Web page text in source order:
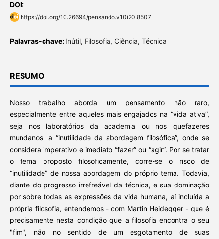
DOI:
https://doi.org/10.26694/pensando.v10i20.8507
Palavras-chave: Inútil, Filosofia, Ciência, Técnica
RESUMO
Nosso trabalho aborda um pensamento não raro,
especialmente entre aqueles mais engajados na “vida ativa”,
seja nos laboratórios da academia ou nos quefazeres
mundanos, a “inutilidade da abordagem filosófica”, onde se
considera imperativo e imediato “fazer” ou “agir”. Por se tratar
o tema proposto filosoficamente, corre-se o risco de
“inutilidade” de nossa abordagem do próprio tema. Todavia,
diante do progresso irrefreável da técnica, e sua dominação
por sobre todas as expressões da vida humana, aí incluída a
própria filosofia, entendemos - com Martin Heidegger - que é
precisamente nesta condição que a filosofia encontra o seu
"fim", não no sentido de um esgotamento de suas